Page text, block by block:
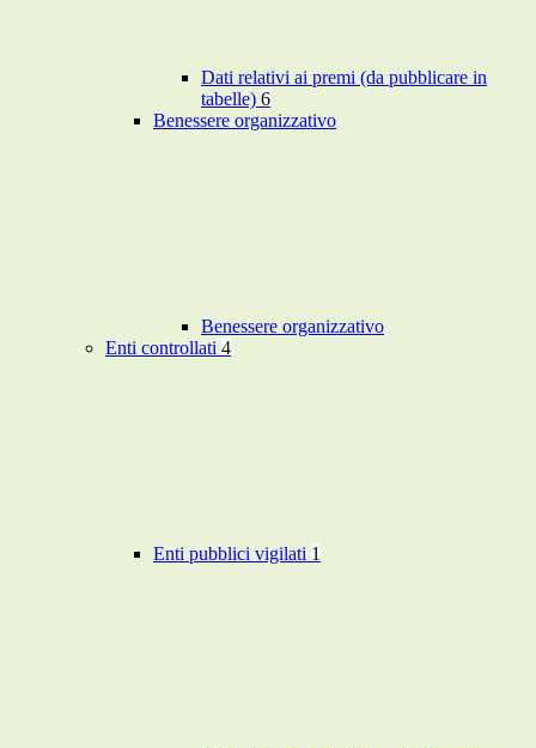
Dati relativi ai premi (da pubblicare in
tabelle) 6
Benessere organizzativo
Benessere organizzativo
Enti controllati 4
Enti pubblici vigilati 1